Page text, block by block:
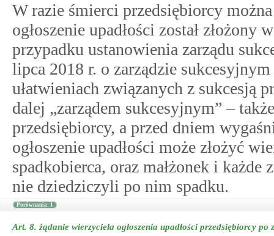
W razie śmierci przedsiębiorcy
ogłoszenie upadłości został
przypadku ustanowienia zarządu
lipca 2018 r. o zarządzie
ułatwieniach związanych z sukcesją
dalej „zarządem sukcesyjnym” –
przedsiębiorcy, a przed dniem
ogłoszenie upadłości może złożyć
spadkobierca, oraz małżonek i
nie dziedziczyli po nim spadku.
Porównania: 1
Art. 8. żądanie wierzyciela ogłoszenia upadłości przedsiębiorcy